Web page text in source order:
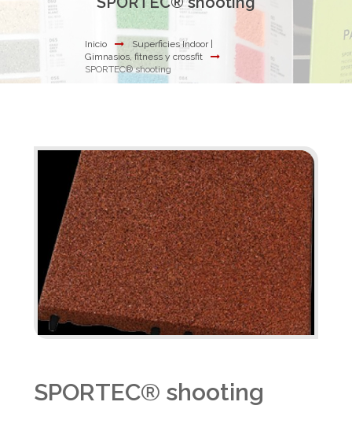
Inicio
Superficies Indoor |
Gimnasios, fitness y crossfit
SPORTEC® shooting
SPORTEC® shooting